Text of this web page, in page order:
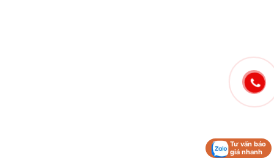
Tư vấn báo
giá nhanh